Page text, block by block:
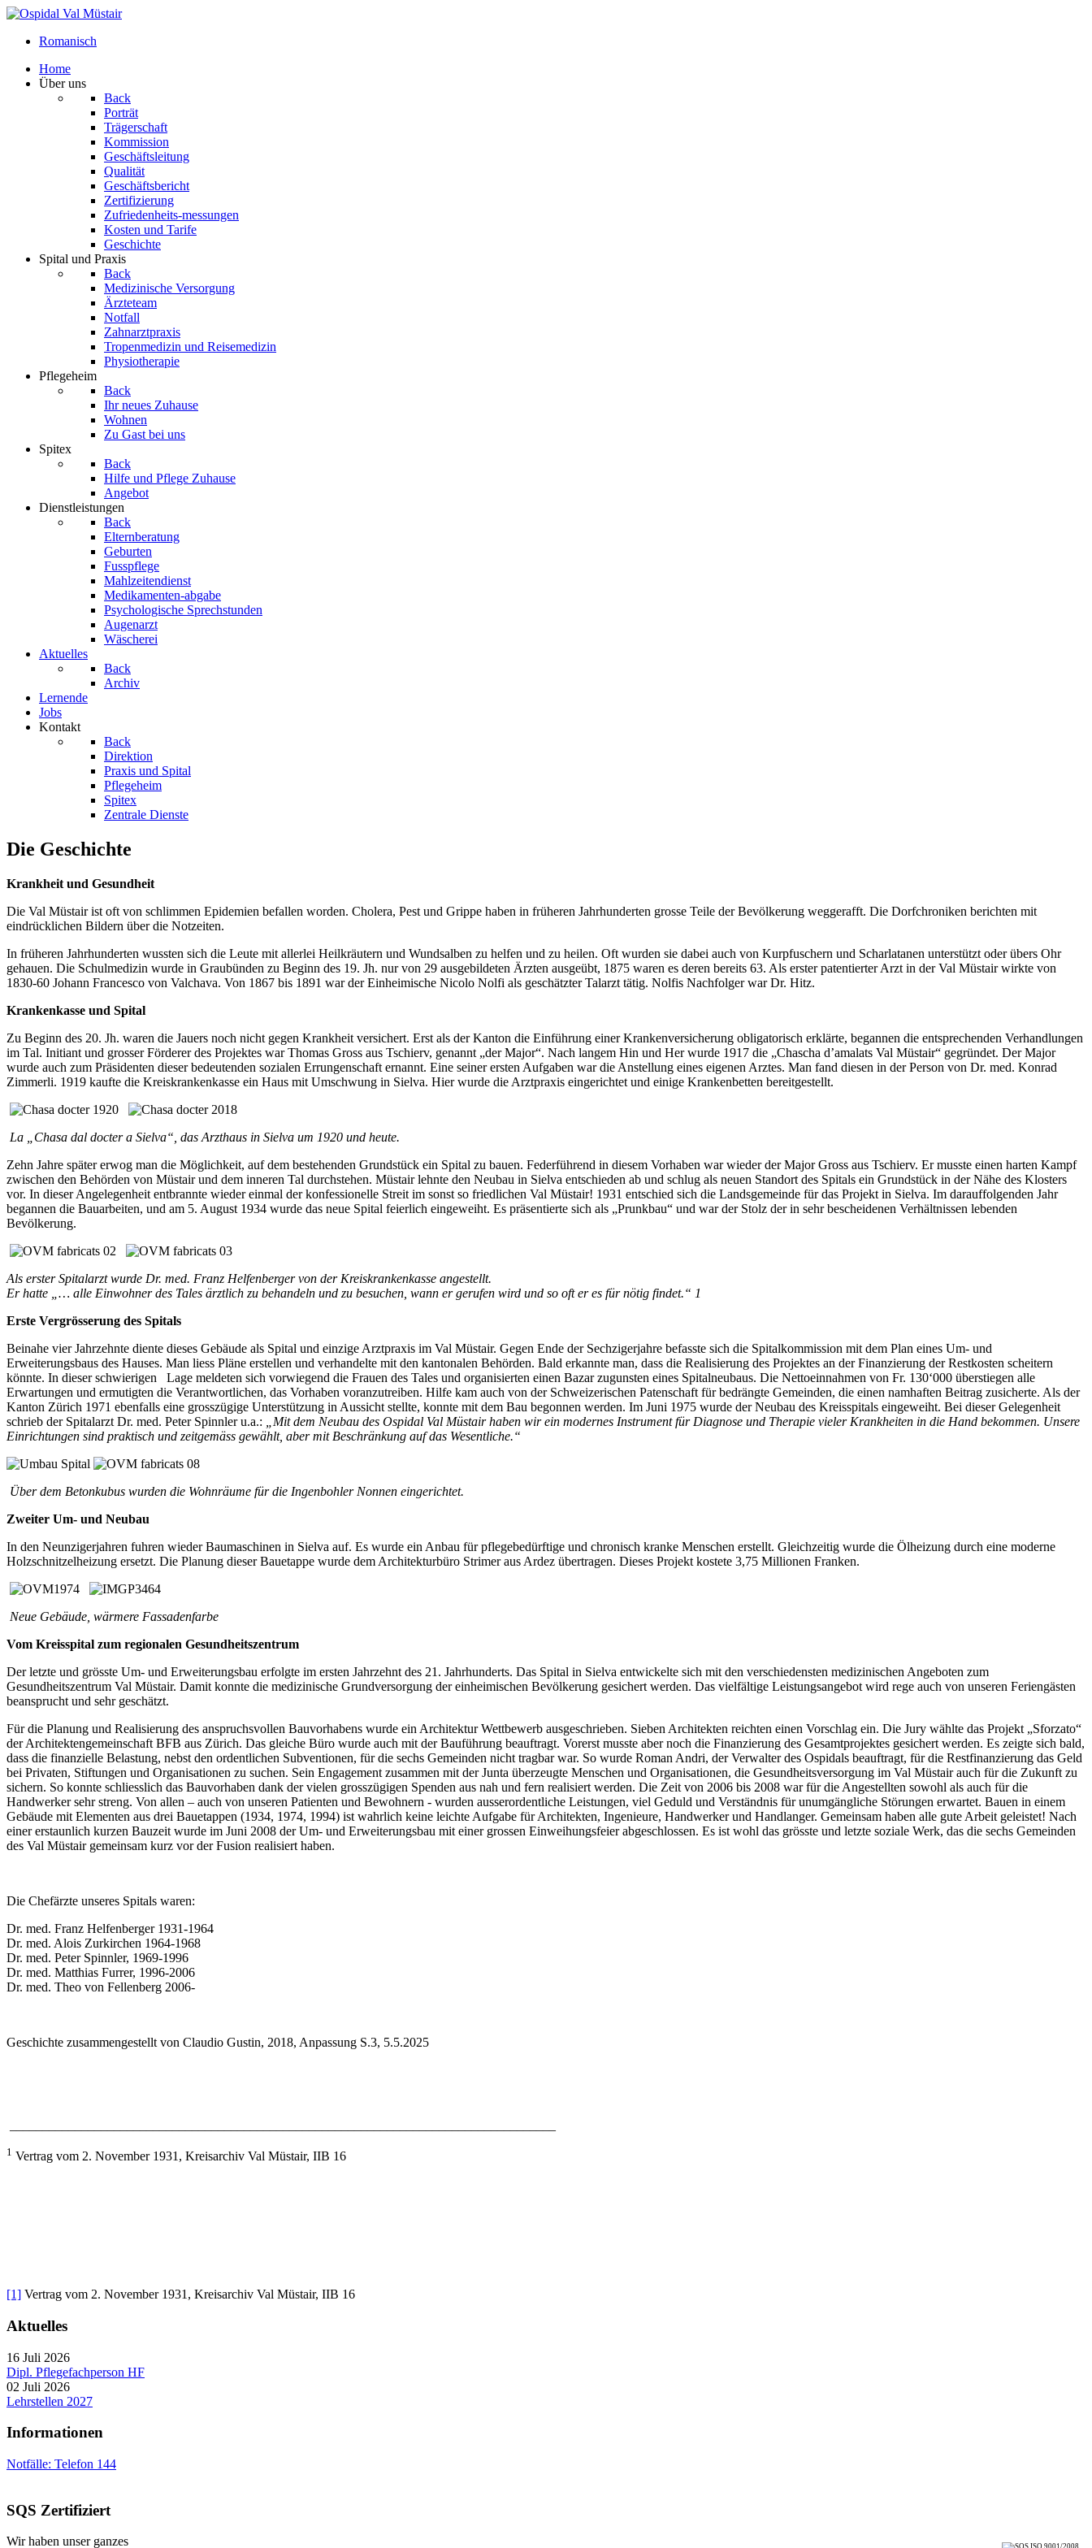
Romanisch
Home
Über uns
Back
Porträt
Trägerschaft
Kommission
Geschäftsleitung
Qualität
Geschäftsbericht
Zertifizierung
Zufriedenheits-messungen
Kosten und Tarife
Geschichte
Spital und Praxis
Back
Medizinische Versorgung
Ärzteteam
Notfall
Zahnarztpraxis
Tropenmedizin und Reisemedizin
Physiotherapie
Pflegeheim
Back
Ihr neues Zuhause
Wohnen
Zu Gast bei uns
Spitex
Back
Hilfe und Pflege Zuhause
Angebot
Dienstleistungen
Back
Elternberatung
Geburten
Fusspflege
Mahlzeitendienst
Medikamenten-abgabe
Psychologische Sprechstunden
Augenarzt
Wäscherei
Aktuelles
Back
Archiv
Lernende
Jobs
Kontakt
Back
Direktion
Praxis und Spital
Pflegeheim
Spitex
Zentrale Dienste
Die Geschichte
Krankheit und Gesundheit
Die Val Müstair ist oft von schlimmen Epidemien befallen worden. Cholera, Pest und Grippe haben in früheren Jahrhunderten grosse Teile der Bevölkerung weggerafft. Die Dorfchroniken berichten mit
eindrücklichen Bildern über die Notzeiten.
In früheren Jahrhunderten wussten sich die Leute mit allerlei Heilkräutern und Wundsalben zu helfen und zu heilen. Oft wurden sie dabei auch von Kurpfuschern und Scharlatanen unterstützt oder übers Ohr
gehauen. Die Schulmedizin wurde in Graubünden zu Beginn des 19. Jh. nur von 29 ausgebildeten Ärzten ausgeübt, 1875 waren es deren bereits 63. Als erster patentierter Arzt in der Val Müstair wirkte von
1830-60 Johann Francesco von Valchava. Von 1867 bis 1891 war der Einheimische Nicolo Nolfi als geschätzter Talarzt tätig. Nolfis Nachfolger war Dr. Hitz.
Krankenkasse und Spital
Zu Beginn des 20. Jh. waren die Jauers noch nicht gegen Krankheit versichert. Erst als der Kanton die Einführung einer Krankenversicherung obligatorisch erklärte, begannen die entsprechenden Verhandlungen
im Tal. Initiant und grosser Förderer des Projektes war Thomas Gross aus Tschierv, genannt „der Major“. Nach langem Hin und Her wurde 1917 die „Chascha d’amalats Val Müstair“ gegründet. Der Major
wurde auch zum Präsidenten dieser bedeutenden sozialen Errungenschaft ernannt. Eine seiner ersten Aufgaben war die Anstellung eines eigenen Arztes. Man fand diesen in der Person von Dr. med. Konrad
Zimmerli. 1919 kaufte die Kreiskrankenkasse ein Haus mit Umschwung in Sielva. Hier wurde die Arztpraxis eingerichtet und einige Krankenbetten bereitgestellt.
La „Chasa dal docter a Sielva“, das Arzthaus in Sielva um 1920 und heute.
Zehn Jahre später erwog man die Möglichkeit, auf dem bestehenden Grundstück ein Spital zu bauen. Federführend in diesem Vorhaben war wieder der Major Gross aus Tschierv. Er musste einen harten Kampf
zwischen den Behörden von Müstair und dem inneren Tal durchstehen. Müstair lehnte den Neubau in Sielva entschieden ab und schlug als neuen Standort des Spitals ein Grundstück in der Nähe des Klosters
vor. In dieser Angelegenheit entbrannte wieder einmal der konfessionelle Streit im sonst so friedlichen Val Müstair! 1931 entschied sich die Lands­gemeinde für das Projekt in Sielva. Im darauffolgenden Jahr
begannen die Bauarbeiten, und am 5. August 1934 wurde das neue Spital feierlich eingeweiht. Es präsentierte sich als „Prunkbau“ und war der Stolz der in sehr bescheidenen Verhältnissen lebenden
Bevölkerung.
Als erster Spitalarzt wurde Dr. med. Franz Helfenberger von der Kreiskrankenkasse angestellt.
Er hatte „… alle Einwohner des Tales ärztlich zu behandeln und zu besuchen, wann er gerufen wird und so oft er es für nötig findet.“ 1
Erste Vergrösserung des Spitals
Beinahe vier Jahrzehnte diente dieses Gebäude als Spital und einzige Arztpraxis im Val Müstair. Gegen Ende der Sechzigerjahre befasste sich die Spitalkommission mit dem Plan eines Um- und
Erweiterungsbaus des Hauses. Man liess Pläne erstellen und verhandelte mit den kantonalen Behörden. Bald erkannte man, dass die Realisierung des Projektes an der Finanzierung der Restkosten scheitern
könnte. In dieser schwierigen Lage meldeten sich vorwiegend die Frauen des Tales und organisierten einen Bazar zugunsten eines Spitalneubaus. Die Nettoeinnahmen von Fr. 130‘000 überstiegen alle
Erwartungen und ermutigten die Verantwortlichen, das Vorhaben voranzutreiben. Hilfe kam auch von der Schweizerischen Patenschaft für bedrängte Gemeinden, die einen namhaften Beitrag zusicherte. Als der
Kanton Zürich 1971 ebenfalls eine grosszügige Unterstützung in Aussicht stellte, konnte mit dem Bau begonnen werden. Im Juni 1975 wurde der Neubau des Kreisspitals eingeweiht. Bei dieser Gelegenheit
schrieb der Spitalarzt Dr. med. Peter Spinnler u.a.:
„Mit dem Neubau des Ospidal Val Müstair haben wir ein modernes Instrument für Diagnose und Therapie vieler Krankheiten in die Hand bekommen. Unsere
Einrichtungen sind praktisch und zeitgemäss gewählt, aber mit Beschränkung auf das Wesentliche.“
Über dem Betonkubus wurden die Wohnräume für die Ingenbohler Nonnen eingerichtet.
Zweiter Um- und Neubau
In den Neunzigerjahren fuhren wieder Baumaschinen in Sielva auf. Es wurde ein Anbau für pflegebedürftige und chronisch kranke Menschen erstellt. Gleichzeitig wurde die Ölheizung durch eine moderne
Holzschnitzelheizung ersetzt. Die Planung dieser Bauetappe wurde dem Architekturbüro Strimer aus Ardez übertragen. Dieses Projekt kostete 3,75 Millionen Franken.
Neue Gebäude, wärmere Fassadenfarbe
Vom Kreisspital zum regionalen Gesundheitszentrum
Der letzte und grösste Um- und Erweiterungsbau erfolgte im ersten Jahrzehnt des 21. Jahrhunderts. Das Spital in Sielva entwickelte sich mit den verschiedensten medizinischen Angeboten zum
Gesundheitszentrum Val Müstair. Damit konnte die medizinische Grundversorgung der einheimischen Bevölkerung gesichert werden. Das vielfältige Leistungsangebot wird rege auch von unseren Feriengästen
beansprucht und sehr geschätzt.
Für die Planung und Realisierung des anspruchsvollen Bauvorhabens wurde ein Architektur Wettbewerb ausgeschrieben. Sieben Architekten reichten einen Vorschlag ein. Die Jury wählte das Projekt „Sforzato“
der Architektengemeinschaft BFB aus Zürich. Das gleiche Büro wurde auch mit der Bauführung beauftragt. Vorerst musste aber noch die Finanzierung des Gesamtprojektes gesichert werden. Es zeigte sich bald,
dass die finanzielle Belastung, nebst den ordentlichen Subventionen, für die sechs Gemeinden nicht tragbar war. So wurde Roman Andri, der Verwalter des Ospidals beauftragt, für die Restfinanzierung das Geld
bei Privaten, Stiftungen und Organisationen zu suchen. Sein Engagement zusammen mit der Junta überzeugte Menschen und Organisationen, die Gesundheitsversorgung im Val Müstair auch für die Zukunft zu
sichern. So konnte schliesslich das Bauvorhaben dank der vielen grosszügigen Spenden aus nah und fern realisiert werden. Die Zeit von 2006 bis 2008 war für die Angestellten sowohl als auch für die
Handwerker sehr streng. Von allen – auch von unseren Patienten und Bewohnern - wurden ausserordentliche Leistungen, viel Geduld und Verständnis für unumgängliche Störungen erwartet. Bauen in einem
Gebäude mit Elementen aus drei Bauetappen (1934, 1974, 1994) ist wahrlich keine leichte Aufgabe für Architekten, Ingenieure, Handwerker und Handlanger. Gemeinsam haben alle gute Arbeit geleistet! Nach
einer erstaunlich kurzen Bauzeit wurde im Juni 2008 der Um- und Erweiterungsbau mit einer grossen Einweihungsfeier abgeschlossen. Es ist wohl das grösste und letzte soziale Werk, das die sechs Gemeinden
des Val Müstair gemeinsam kurz vor der Fusion realisiert haben.
Die Chefärzte unseres Spitals waren:
Dr. med. Franz Helfenberger 1931-1964
Dr. med. Alois Zurkirchen 1964-1968
Dr. med. Peter Spinnler, 1969-1996
Dr. med. Matthias Furrer, 1996-2006
Dr. med. Theo von Fellenberg 2006-
Geschichte zusammengestellt von Claudio Gustin, 2018, Anpassung S.3, 5.5.2025
1 Vertrag vom 2. November 1931, Kreisarchiv Val Müstair, IIB 16
[1] Vertrag vom 2. November 1931, Kreisarchiv Val Müstair, IIB 16
Aktuelles
16 Juli 2026
Dipl. Pflegefachperson HF
02 Juli 2026
Lehrstellen 2027
Informationen
Notfälle: Telefon 144
SQS Zertifiziert
Wir haben unser ganzes